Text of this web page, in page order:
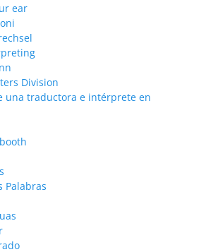
ear
Division
una traductora e intérprete en
Palabras